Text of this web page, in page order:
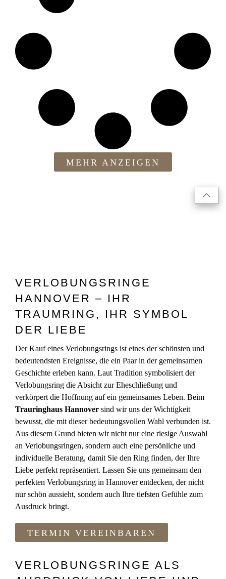
MEHR ANZEIGEN
VERLOBUNGSRINGE
HANNOVER – IHR
TRAUMRING, IHR SYMBOL
DER LIEBE
Der Kauf eines Verlobungsrings ist eines der schönsten und
bedeutendsten Ereignisse, die ein Paar in der gemeinsamen
Geschichte erleben kann. Laut Tradition symbolisiert der
Verlobungsring die Absicht zur Eheschließung und
verkörpert die Hoffnung auf ein gemeinsames Leben. Beim
Trauringhaus Hannover sind wir uns der Wichtigkeit
bewusst, die mit dieser bedeutungsvollen Wahl verbunden ist.
Aus diesem Grund bieten wir nicht nur eine riesige Auswahl
an Verlobungsringen, sondern auch eine persönliche und
individuelle Beratung, damit Sie den Ring finden, der Ihre
Liebe perfekt repräsentiert. Lassen Sie uns gemeinsam den
perfekten Verlobungsring in Hannover entdecken, der nicht
nur schön aussieht, sondern auch Ihre tiefsten Gefühle zum
Ausdruck bringt.
TERMIN VEREINBAREN
VERLOBUNGSRINGE ALS